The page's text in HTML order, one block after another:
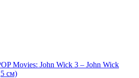
Movies: John Wick 3 – John Wick
см)